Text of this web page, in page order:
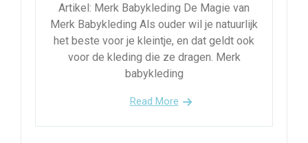
Artikel: Merk Babykleding De Magie van
Merk Babykleding Als ouder wil je natuurlijk
het beste voor je kleintje, en dat geldt ook
voor de kleding die ze dragen. Merk
babykleding
Read More